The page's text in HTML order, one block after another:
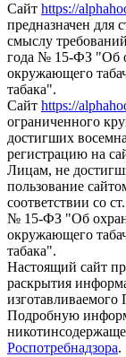
Сайт https://
предназначен для
смыслу
года № 15-ФЗ "Об
окружающего
табака".
Сайт https://
ограниченного
достигших
регистрацию на
Лицам, не
пользование
соответствии со
№ 15-ФЗ "Об
окружающего
табака".
Настоящий сайт
раскрытия
изготавливаемого
Подробную
Роспотребнадзора.